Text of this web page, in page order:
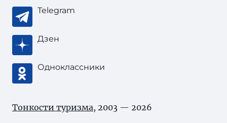
Telegram
Дзен
Одноклассники
Тонкости туризма, 2003 — 2026